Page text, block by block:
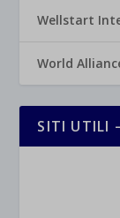
Wellstart
World
SITI UTILI